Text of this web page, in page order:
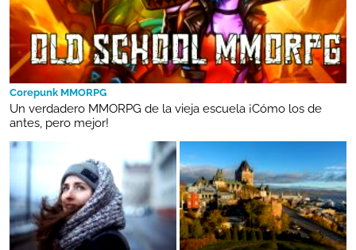
Corepunk MMORPG
Un verdadero MMORPG de la vieja escuela ¡Cómo los de
antes, pero mejor!